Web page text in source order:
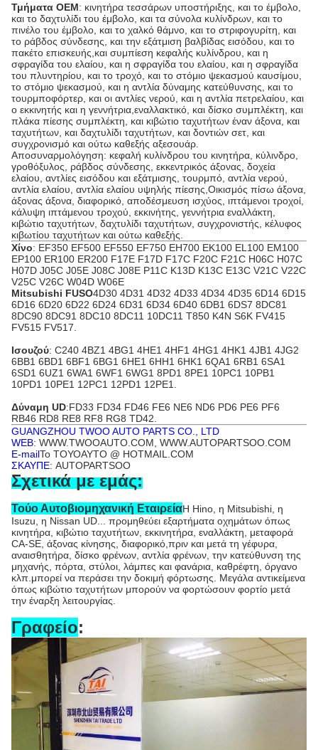
Τμήματα OEM: κινητήρα τεσσάρων υποστήριξης, και το έμβολο,
και το δαχτυλίδι του έμβολο, και τα σύνολα κυλίνδρων, και το
πινέλο του έμβολο, και το χαλκό θάμνο, και το στριφογυρίτη, και
το ράβδος σύνδεσης, και την εξάτμιση βαλβίδας εισόδου, και το
πακέτο επισκευής,και συμπίεση κεφαλής κυλίνδρου, και η
σφραγίδα του ελαίου, και η σφραγίδα του ελαίου, και η σφραγίδα
του πλυντηρίου, και το τροχό, και το στόμιο ψεκασμού καυσίμου,
το στόμιο ψεκασμού, και η αντλία δύναμης κατεύθυνσης, και το
τουρμποφόρτερ, και οι αντλίες νερού, και η αντλία πετρελαίου, και
ο εκκινητής και η γεννήτρια,εναλλακτικό, και δίσκο συμπλέκτη, και
πλάκα πίεσης συμπλέκτη, και κιβώτιο ταχυτήτων έναν άξονα, και
ταχυτήτων, και δαχτυλίδι ταχυτήτων, και δοντιών σετ, και
συγχρονισμό και ούτω καθεξής αξεσουάρ.
Αποσυναρμολόγηση: κεφαλή κυλίνδρου του κινητήρα, κύλινδρο,
γροθόξυλος, ράβδος σύνδεσης, εκκεντρικός άξονας, δοχεία
ελαίου, αντλίες εισόδου και εξάτμισης, τουρμπό, αντλία νερού,
αντλία ελαίου, αντλία ελαίου υψηλής πίεσης,Οικισμός πίσω άξονα,
άξονας άξονα, διαφορικό, αποδέσμευση ισχύος, ιπτάμενοι τροχοί,
κάλυψη ιπτάμενου τροχού, εκκινήτης, γεννήτρια εναλλάκτη,
κιβώτιο ταχυτήτων, δαχτυλίδι ταχυτήτων, συγχρονιστής, κέλυφος
κιβωτίου ταχυτήτων και ούτω καθεξής.
Χίνο: EF350 EF500 EF550 EF750 EH700 EK100 EL100 EM100
EP100 ER100 ER200 F17E F17D F17C F20C F21C H06C H07C
H07D J05C J05E J08C J08E P11C K13D K13C E13C V21C V22C
V25C V26C W04D W06E
Mitsubishi FUSO4D30 4D31 4D32 4D33 4D34 4D35 6D14 6D15
6D16 6D20 6D22 6D24 6D31 6D34 6D40 6DB1 6DS7 8DC81
8DC90 8DC91 8DC10 8DC11 10DC11 T850 K4N S6K FV415
FV515 FV517.
Ισουζού: C240 4BZ1 4BG1 4HE1 4HF1 4HG1 4HK1 4JB1 4JG2
6BB1 6BD1 6BF1 6BG1 6HE1 6HH1 6HK1 6QA1 6RB1 6SA1
6SD1 6UZ1 6WA1 6WF1 6WG1 8PD1 8PE1 10PC1 10PB1
10PD1 10PE1 12PC1 12PD1 12PE1.
Δύναμη UD:FD33 FD34 FD46 FE6 NE6 ND6 PD6 PE6 PF6
RB46 RD8 RE8 RF8 RG8 TD42.
GUANGZHOU TWOO AUTO PARTS CO., LTD
WEB: WWW.TWOOAUTO.COM, WWW.AUTOPARTSOO.COM
E-mailΤο ΤΟΥΟΑΥΤΟ @ HOTMAIL.COM
ΣΚΑΥΠΕ: AUTOPARTSOO
Σχετικά με εμάς:
Τούο Αυτοβιομηχανική ΕταιρείαΗ Hino, η Mitsubishi, η
Isuzu, η Nissan UD... προμηθεύει εξαρτήματα οχημάτων όπως
κινητήρα, κιβώτιο ταχυτήτων, εκκινητήρα, εναλλάκτη, μεταφορά
CA-SE, άξονας κίνησης, διαφορικό,πριν και μετά τη γέφυρα,
αναισθητήρα, δίσκο φρένων, αντλία φρένων, την κατεύθυνση της
μηχανής, πόρτα, στύλοι, λάμπες και φανάρια, καθρέφτη, όργανο
κλπ.μπορεί να περάσει την δοκιμή φόρτωσης. Μεγάλα αντικείμενα
όπως κιβώτιο ταχυτήτων μπορούν να φορτώσουν φορτίο μετά
την έναρξη λειτουργίας.
Γραφείο: